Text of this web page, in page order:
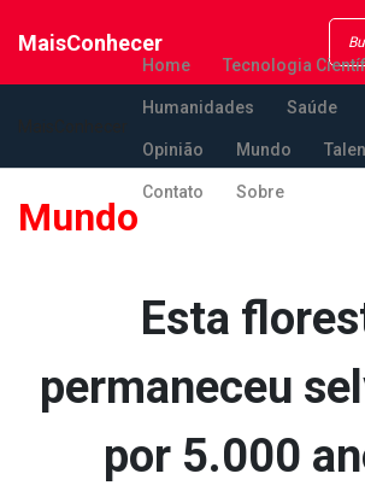
MaisConhecer
Home Tecnologia
Humanidades Saúde
Opinião Mundo
Contato Sobre
Mundo
Esta
permaneceu
por 5.000